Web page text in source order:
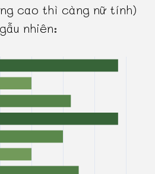
cao thì càng nữ tính)
nhiên: